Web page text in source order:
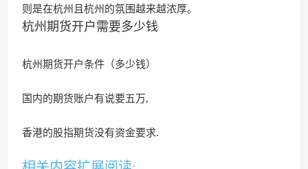
则是在杭州且杭州的氛围越来越浓厚。
杭州期货开户需要多少钱
杭州期货开户条件（多少钱）
国内的期货账户有说要五万,
香港的股指期货没有资金要求.